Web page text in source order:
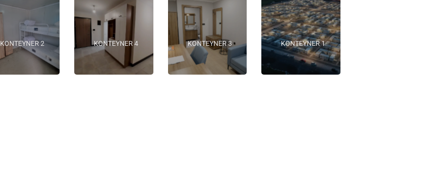
KONTEYNER 2 KONTEYNER 4 KONTEYNER 3 KONTEYNER 1